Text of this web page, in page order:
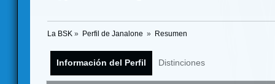
La BSK » Perfil de Janalone » Resumen
Información del Perfil Distinciones